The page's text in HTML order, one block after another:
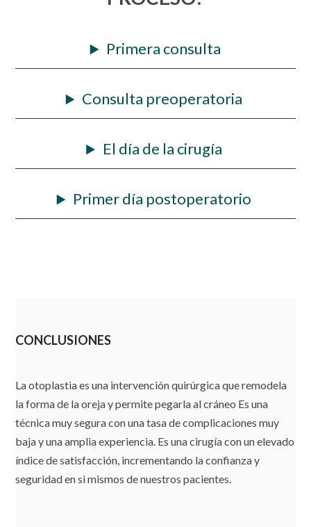
Primera consulta
Consulta preoperatoria
El día de la cirugía
Primer día postoperatorio
CONCLUSIONES
La otoplastia es una intervención quirúrgica que remodela
la forma de la oreja y permite pegarla al cráneo Es una
técnica muy segura con una tasa de complicaciones muy
baja y una amplia experiencia. Es una cirugía con un elevado
índice de satisfacción, incrementando la confianza y
seguridad en si mismos de nuestros pacientes.